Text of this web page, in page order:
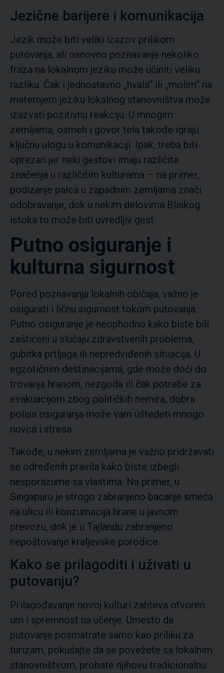
Jezične barijere i komunikacija
Jezik može biti veliki izazov prilikom
putovanja, ali osnovno poznavanje nekoliko
fraza na lokalnom jeziku može učiniti veliku
razliku. Čak i jednostavno „hvala“ ili „molim“ na
maternjem jeziku lokalnog stanovništva može
izazvati pozitivnu reakciju. U mnogim
zemljama, osmeh i govor tela takođe igraju
ključnu ulogu u komunikaciji. Ipak, treba biti
oprezan jer neki gestovi imaju različita
značenja u različitim kulturama – na primer,
podizanje palca u zapadnim zemljama znači
odobravanje, dok u nekim delovima Bliskog
istoka to može biti uvredljiv gest.
Putno osiguranje i
kulturna sigurnost
Pored poznavanja lokalnih običaja, važno je
osigurati i ličnu sigurnost tokom putovanja.
Putno osiguranje je neophodno kako biste bili
zaštićeni u slučaju zdravstvenih problema,
gubitka prtljaga ili nepredviđenih situacija. U
egzotičnim destinacijama, gde može doći do
trovanja hranom, nezgoda ili čak potrebe za
evakuacijom zbog političkih nemira, dobra
polisa osiguranja može vam uštedeti mnogo
novca i stresa.
Takođe, u nekim zemljama je važno pridržavati
se određenih pravila kako biste izbegli
nesporazume sa vlastima. Na primer, u
Singapuru je strogo zabranjeno bacanje smeća
na ulicu ili konzumacija hrane u javnom
prevozu, dok je u Tajlandu zabranjeno
nepoštovanje kraljevske porodice.
Kako se prilagoditi i uživati u
putovanju?
Prilagođavanje novoj kulturi zahteva otvoren
um i spremnost na učenje. Umesto da
putovanje posmatrate samo kao priliku za
turizam, pokušajte da se povežete sa lokalnim
stanovništvom, probate njihovu tradicionalnu